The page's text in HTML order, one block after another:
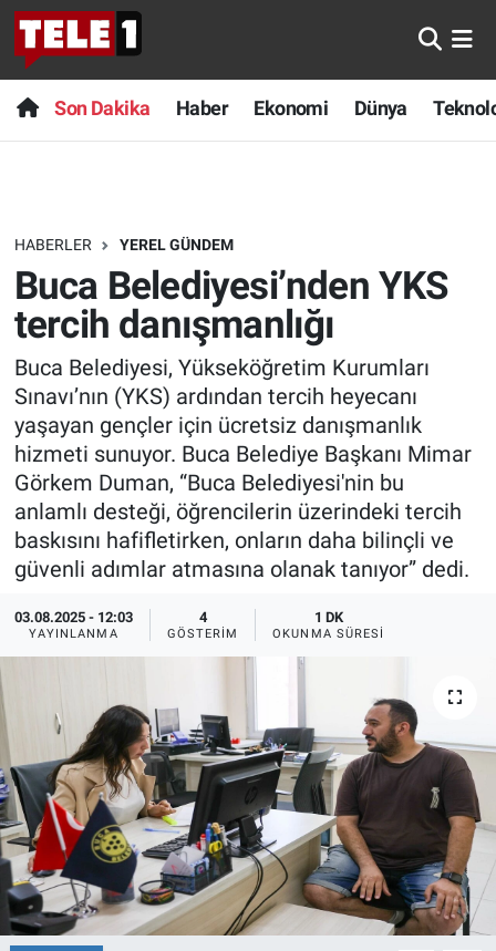
Son Dakika Haber Ekonomi Dünya
HABERLER YEREL GÜNDEM
Buca Belediyesi’nden YKS
tercih danışmanlığı
Buca Belediyesi, Yükseköğretim Kurumları
Sınavı’nın (YKS) ardından tercih heyecanı
yaşayan gençler için ücretsiz danışmanlık
hizmeti sunuyor. Buca Belediye Başkanı Mimar
Görkem Duman, “Buca Belediyesi'nin bu
anlamlı desteği, öğrencilerin üzerindeki tercih
baskısını hafifletirken, onların daha bilinçli ve
güvenli adımlar atmasına olanak tanıyor” dedi.
03.08.2025 - 12:03
YAYINLANMA
4
GÖSTERIM
1 DK
OKUNMA SÜRESI
Anında Manşet
Başka Sohbetler
Bilim turu
Bilim ve Teknoloji Evreni
Doğa Konuşuyor
Dünya
Ege Saati
Ege'den Esintiler
Ekonomi
Forum
Gerçeğin İzinde
Gün Başlıyor
Gün Bitiyor
Son Dakika
Haber
Dünya
Teknoloji
Sağlık
Spor
Yayın Akışı
İletişim
Nöbetçi Eczaneler
Hava Durumu
Trafik Durumu
Süper Lig Puan Durumu ve Fikstür
Tüm Manşetler
Son Dakika Haberleri
Haber Arşivi